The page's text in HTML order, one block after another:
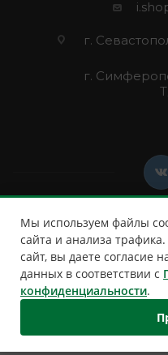
г.
г.
2026 © Клуб
Мы используем файлы
сайта и анализа
сайт, вы даете согласие
данных в соответствии с
конфиденциальности.